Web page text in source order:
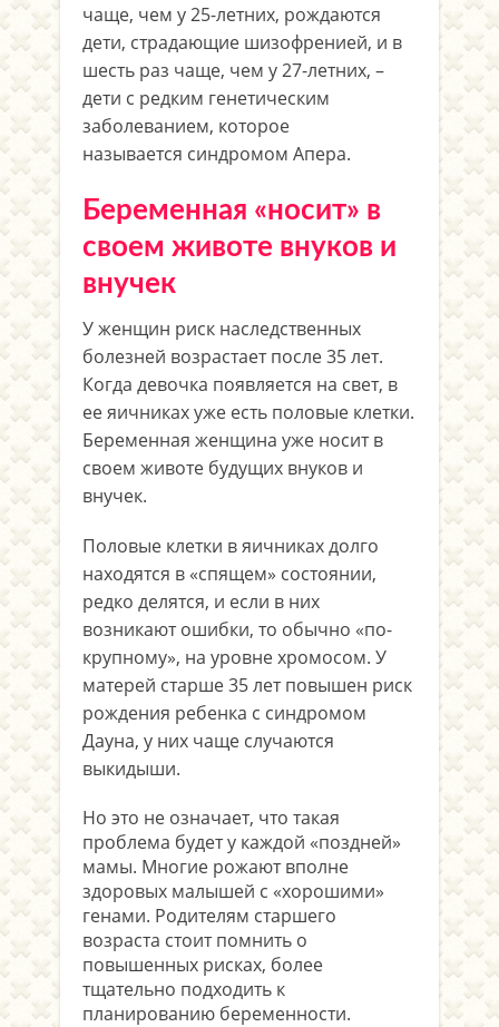
чаще, чем у 25-летних, рождаются
дети, страдающие шизофренией, и в
шесть раз чаще, чем у 27-летних, –
дети с редким генетическим
заболеванием, которое
называется синдромом Апера.
Беременная «носит» в
своем животе внуков и
внучек
У женщин риск наследственных
болезней возрастает после 35 лет.
Когда девочка появляется на свет, в
ее яичниках уже есть половые клетки.
Беременная женщина уже носит в
своем животе будущих внуков и
внучек.
Половые клетки в яичниках долго
находятся в «спящем» состоянии,
редко делятся, и если в них
возникают ошибки, то обычно «по-
крупному», на уровне хромосом. У
матерей старше 35 лет повышен риск
рождения ребенка с синдромом
Дауна, у них чаще случаются
выкидыши.
Но это не означает, что такая
проблема будет у каждой «поздней»
мамы. Многие рожают вполне
здоровых малышей с «хорошими»
генами. Родителям старшего
возраста стоит помнить о
повышенных рисках, более
тщательно подходить к
планированию беременности.